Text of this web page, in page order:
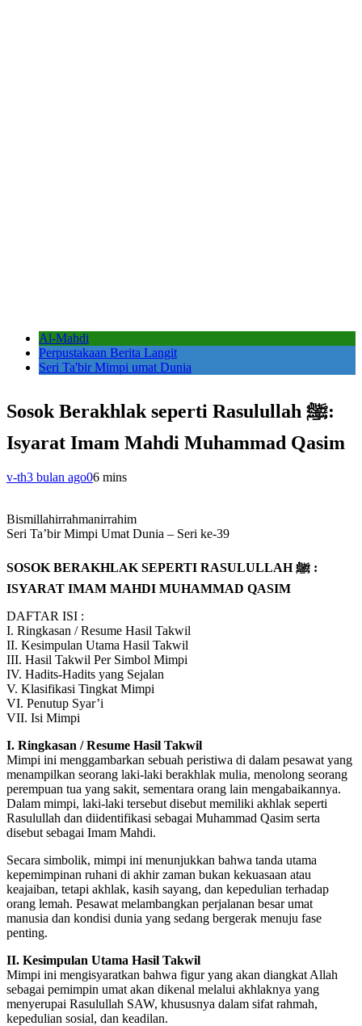
Al-Mahdi
Perpustakaan Berita Langit
Seri Ta'bir Mimpi umat Dunia
Sosok Berakhlak seperti Rasulullah ﷺ:
Isyarat Imam Mahdi Muhammad Qasim
v-th3 bulan ago06 mins
Bismillahirrahmanirrahim
Seri Ta’bir Mimpi Umat Dunia – Seri ke-39
SOSOK BERAKHLAK SEPERTI RASULULLAH ﷺ :
ISYARAT IMAM MAHDI MUHAMMAD QASIM
DAFTAR ISI :
I. Ringkasan / Resume Hasil Takwil
II. Kesimpulan Utama Hasil Takwil
III. Hasil Takwil Per Simbol Mimpi
IV. Hadits-Hadits yang Sejalan
V. Klasifikasi Tingkat Mimpi
VI. Penutup Syar’i
VII. Isi Mimpi
I. Ringkasan / Resume Hasil Takwil
Mimpi ini menggambarkan sebuah peristiwa di dalam pesawat yang
menampilkan seorang laki-laki berakhlak mulia, menolong seorang
perempuan tua yang sakit, sementara orang lain mengabaikannya.
Dalam mimpi, laki-laki tersebut disebut memiliki akhlak seperti
Rasulullah dan diidentifikasi sebagai Muhammad Qasim serta
disebut sebagai Imam Mahdi.
Secara simbolik, mimpi ini menunjukkan bahwa tanda utama
kepemimpinan ruhani di akhir zaman bukan kekuasaan atau
keajaiban, tetapi akhlak, kasih sayang, dan kepedulian terhadap
orang lemah. Pesawat melambangkan perjalanan besar umat
manusia dan kondisi dunia yang sedang bergerak menuju fase
penting.
II. Kesimpulan Utama Hasil Takwil
Mimpi ini mengisyaratkan bahwa figur yang akan diangkat Allah
sebagai pemimpin umat akan dikenal melalui akhlaknya yang
menyerupai Rasulullah SAW, khususnya dalam sifat rahmah,
kepedulian sosial, dan keadilan.